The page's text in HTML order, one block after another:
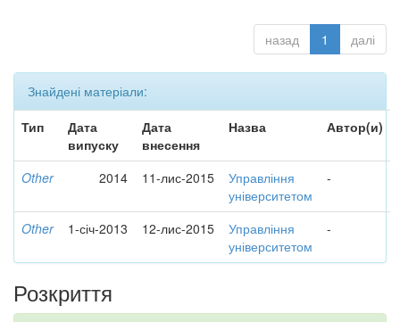
назад 1 далі
Знайдені матеріали:
Тип
Дата
випуску
Дата
внесення
Назва Автор(и)
Other 2014 11-лис-2015
Управління
університетом
-
Other 1-січ-2013 12-лис-2015
Управління
університетом
-
Розкриття